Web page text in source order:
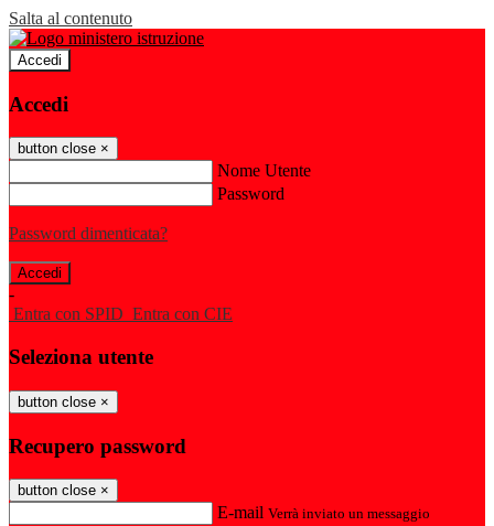
Salta al contenuto
Accedi
Accedi
button close ×
Nome Utente
Password
Password dimenticata?
-
Entra con SPID Entra con CIE
Seleziona utente
button close ×
Recupero password
button close ×
E-mail Verrà inviato un messaggio